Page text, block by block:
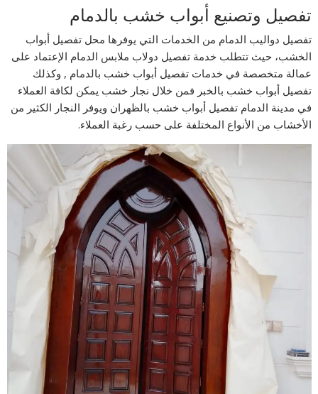
تفصيل وتصنيع أبواب خشب بالدمام
تفصيل دواليب الدمام من الخدمات التي يوفرها محل تفصيل أبواب
الخشب، حيث تتطلب خدمة تفصيل دولاب ملابس الدمام الإعتماد على
عمالة متخصصة في خدمات تفصيل أبواب خشب بالدمام , وكذلك
تفصيل أبواب خشب بالخبر فمن خلال نجار خشب يمكن لكافة العملاء
في مدينة الدمام تفصيل أبواب خشب بالظهران ويوفر النجار الكثير من
الأخشاب من الأنواع المختلفة على حسب رغبة العملاء.